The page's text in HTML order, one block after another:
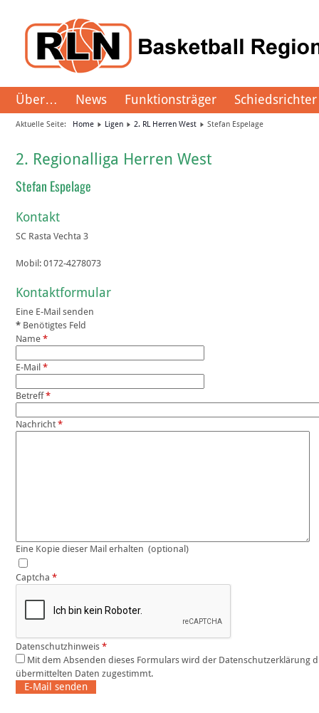
Über… News Funktionsträger Schiedsrichter
Aktuelle Seite: Home Ligen 2. RL Herren West Stefan Espelage
2. Regionalliga Herren West
Stefan Espelage
Kontakt
SC Rasta Vechta 3
Mobil: 0172-4278073
Kontaktformular
Eine E-Mail senden
* Benötigtes Feld
Name *
E-Mail *
Betreff*
Nachricht *
Eine Kopie dieser Mail erhalten (optional)
Captcha *
Datenschutzhinweis *
übermittelten Daten zugestimmt.
E-Mail senden